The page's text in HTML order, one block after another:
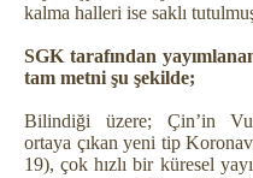
kalma halleri ise saklı
SGK tarafından
tam metni şu şekilde;
Bilindiği üzere; Çin’in
ortaya çıkan yeni tip
19), çok hızlı bir küresel